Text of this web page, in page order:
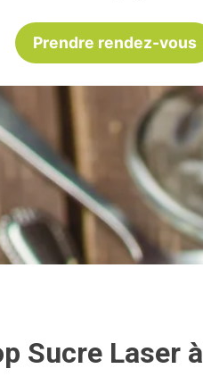
Prendre rendez-vous
Sucre Laser à